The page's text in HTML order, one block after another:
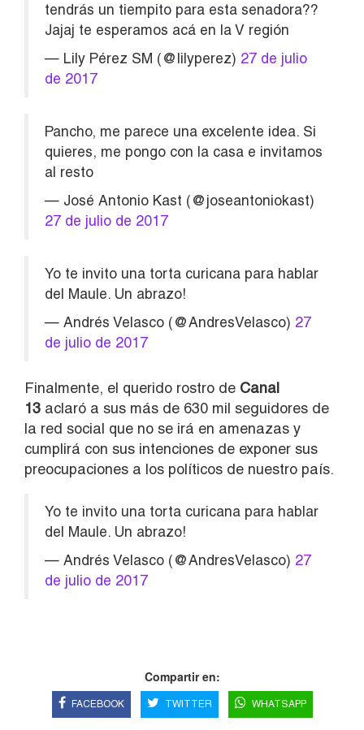
tendrás un tiempito para esta senadora??
Jajaj te esperamos acá en la V región
— Lily Pérez SM (@lilyperez) 27 de julio
de 2017
Pancho, me parece una excelente idea. Si
quieres, me pongo con la casa e invitamos
al resto
— José Antonio Kast (@joseantoniokast)
27 de julio de 2017
Yo te invito una torta curicana para hablar
del Maule. Un abrazo!
— Andrés Velasco (@AndresVelasco) 27
de julio de 2017
Finalmente, el querido rostro de Canal
13 aclaró a sus más de 630 mil seguidores de
la red social que no se irá en amenazas y
cumplirá con sus intenciones de exponer sus
preocupaciones a los políticos de nuestro país.
Yo te invito una torta curicana para hablar
del Maule. Un abrazo!
— Andrés Velasco (@AndresVelasco) 27
de julio de 2017
Compartir en:
FACEBOOK TWITTER WHATSAPP